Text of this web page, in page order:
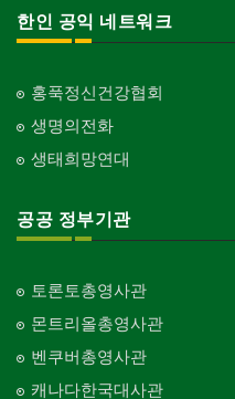
한인 공익 네트워크
홍푹정신건강협회
생명의전화
생태희망연대
공공 정부기관
토론토총영사관
몬트리올총영사관
벤쿠버총영사관
캐나다한국대사관